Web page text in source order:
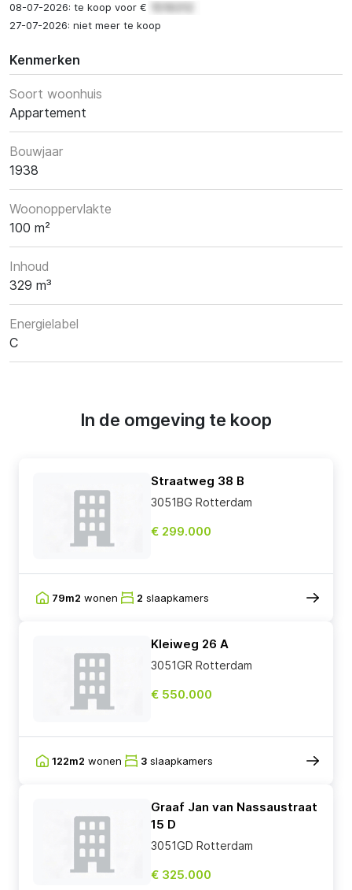
08-07-2026: te koop voor €
27-07-2026: niet meer te koop
Kenmerken
Soort woonhuis
Appartement
Bouwjaar
1938
Woonoppervlakte
100 m²
Inhoud
329 m³
Energielabel
C
In de omgeving te koop
Straatweg 38 B
3051BG Rotterdam
€ 299.000
79m2 wonen 2 slaapkamers
Kleiweg 26 A
3051GR Rotterdam
€ 550.000
122m2 wonen 3 slaapkamers
Graaf Jan van Nassaustraat
15 D
3051GD Rotterdam
€ 325.000